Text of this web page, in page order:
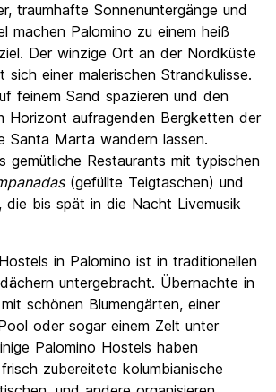
6.0
3.7
8.4
traumhafte Sonnenuntergänge und
machen Palomino zu einem heiß
Der winzige Ort an der Nordküste
sich einer malerischen Strandkulisse.
feinem Sand spazieren und den
Horizont aufragenden Bergketten der
Santa Marta wandern lassen.
gemütliche Restaurants mit typischen
(gefüllte Teigtaschen) und
die bis spät in die Nacht Livemusik
in Palomino ist in traditionellen
untergebracht. Übernachte in
schönen Blumengärten, einer
oder sogar einem Zelt unter
Palomino Hostels haben
zubereitete kolumbianische